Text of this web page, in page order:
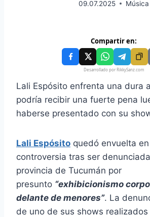
09.07.2025 Música
Compartir en:
Desarrollado por RikkySanz.com
Lali Espósito enfrenta una dura
podría recibir una fuerte pena
haberse presentado con su
Lali Espósito quedó envuelta
controversia tras ser
provincia de Tucumán por
presunto “exhibicionismo
delante de menores”. La
de uno de sus shows realizados